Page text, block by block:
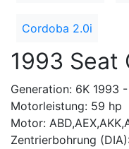
Cordoba 2.0i
1993 Seat
Generation: 6K 1993
Motorleistung: 59 hp
Motor:
Zentrierbohrung